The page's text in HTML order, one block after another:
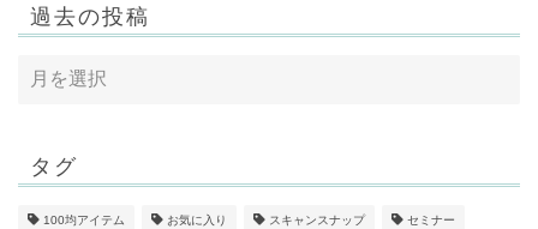
過去の投稿
タグ
100均アイテム お気に入り スキャンスナップ セミナー